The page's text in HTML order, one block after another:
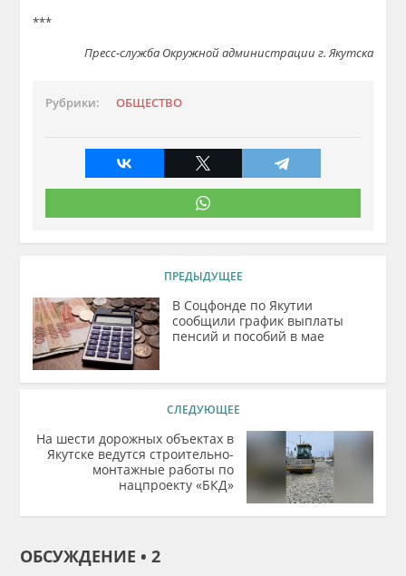
***
Пресс-служба Окружной администрации г. Якутска
Рубрики: ОБЩЕСТВО
ПРЕДЫДУЩЕЕ
В Соцфонде по Якутии
сообщили график выплаты
пенсий и пособий в мае
СЛЕДУЮЩЕЕ
На шести дорожных объектах в
Якутске ведутся строительно-
монтажные работы по
нацпроекту «БКД»
ОБСУЖДЕНИЕ • 2